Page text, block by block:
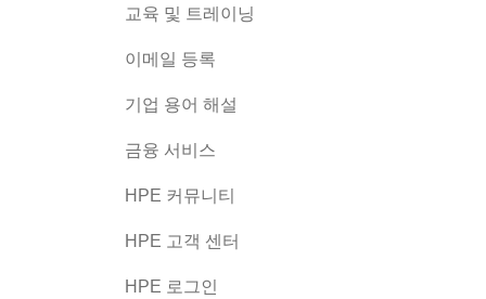
교육 및 트레이닝
이메일 등록
기업 용어 해설
금융 서비스
HPE 커뮤니티
HPE 고객 센터
HPE 로그인